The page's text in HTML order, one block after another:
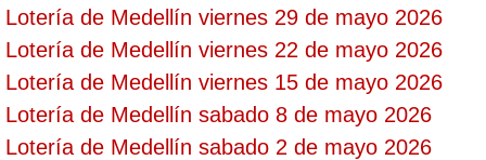
Lotería de Medellín viernes 29 de mayo 2026
Lotería de Medellín viernes 22 de mayo 2026
Lotería de Medellín viernes 15 de mayo 2026
Lotería de Medellín sabado 8 de mayo 2026
Lotería de Medellín sabado 2 de mayo 2026